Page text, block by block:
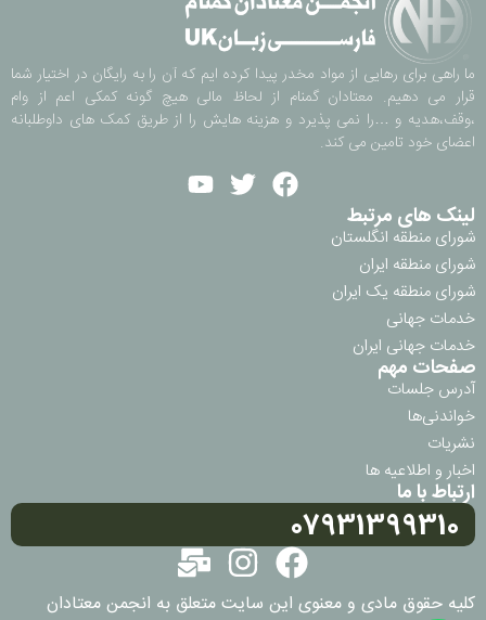
ما راهی برای رهایی از مواد مخدر پیدا کرده ایم که آن را به رایگان در اختیار شما
قرار می دهیم. معتادان گمنام از لحاظ مالی هیچ گونه کمکی اعم از وام
،وقف،هدیه و …را نمی پذیرد و هزینه هایش را از طریق کمک های داوطلبانه
اعضای خود تامین می کند.
لینک های مرتبط
شورای منطقه انگلستان
شورای منطقه ایران
شورای منطقه یک ایران
خدمات جهانی
خدمات جهانی ایران
صفحات مهم
آدرس جلسات
خواندنی‌ها
نشریات
اخبار و اطلاعیه ها
ارتباط با ما
07931399310
کلیه حقوق مادی و معنوی این سایت متعلق به انجمن معتادان